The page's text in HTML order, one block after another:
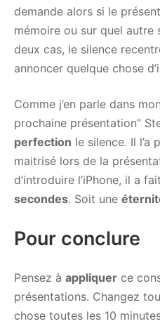
demande alors si le
mémoire ou sur quel autre
deux cas, le silence
annoncer quelque chose
Comme j’en parle dans
prochaine présentation”
perfection le silence. Il l’a
maitrisé lors de la
d’introduire l’iPhone, il a
secondes. Soit une
Pour conclure
Pensez à appliquer ce
présentations. Changez
chose toutes les 10